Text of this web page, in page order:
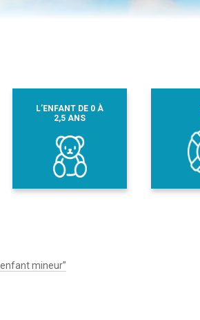
L’ENFANT DE 0 À
2,5 ANS
mineur”